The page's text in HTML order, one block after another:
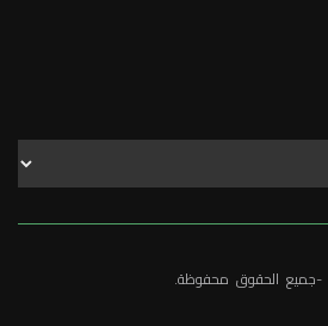
-جميع الحقوق محفوظة.